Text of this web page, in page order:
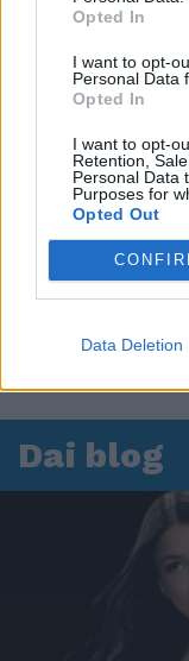
Opted In
I want to opt-
Personal Data
Opted In
I want to opt-
Retention,
Personal Data
Purposes for
Opted Out
Data Deletion
Dai blog